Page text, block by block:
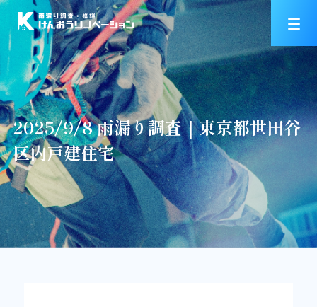
2025/9/8 雨漏り調査｜東京都世田谷
区内戸建住宅